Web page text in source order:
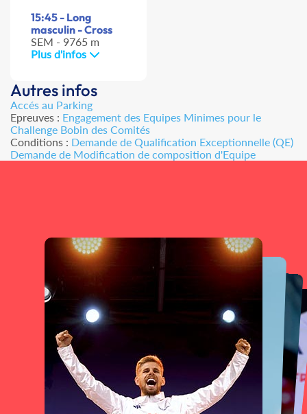
15:45 - Long
masculin - Cross
SEM - 9765 m
Plus d'infos
Autres infos
Accés au Parking
Epreuves : Engagement des Equipes Minimes pour le
Challenge Bobin des Comités
Conditions : Demande de Qualification Exceptionnelle (QE)
Demande de Modification de composition d'Equipe